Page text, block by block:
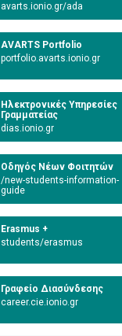
avarts.ionio.gr/ada
AVARTS Portfolio
portfolio.avarts.ionio.gr
Ηλεκτρονικές Υπηρεσίες
Γραμματείας
dias.ionio.gr
Οδηγός Νέων Φοιτητών
/new-students-information-
guide
Erasmus +
students/erasmus
Γραφείο Διασύνδεσης
career.cie.ionio.gr